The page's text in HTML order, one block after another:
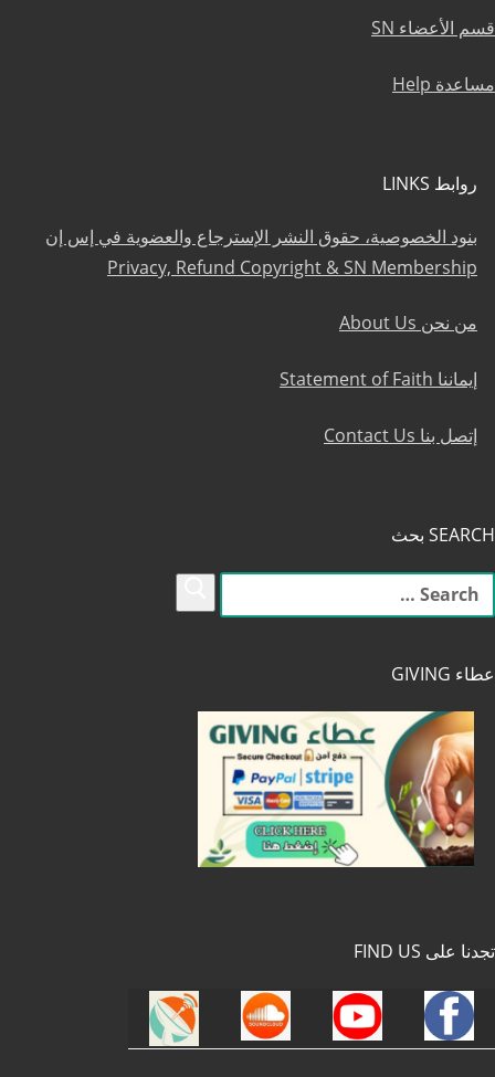
قسم الأعضاء SN
مساعدة Help
روابط LINKS
بنود الخصوصية، حقوق النشر الإسترجاع والعضوية في إس إن
Privacy, Refund Copyright & SN Membership
من نحن About Us
إيماننا Statement of Faith
إتصل بنا Contact Us
SEARCH بحث
البحث
عن:
عطاء GIVING
تجدنا على FIND US